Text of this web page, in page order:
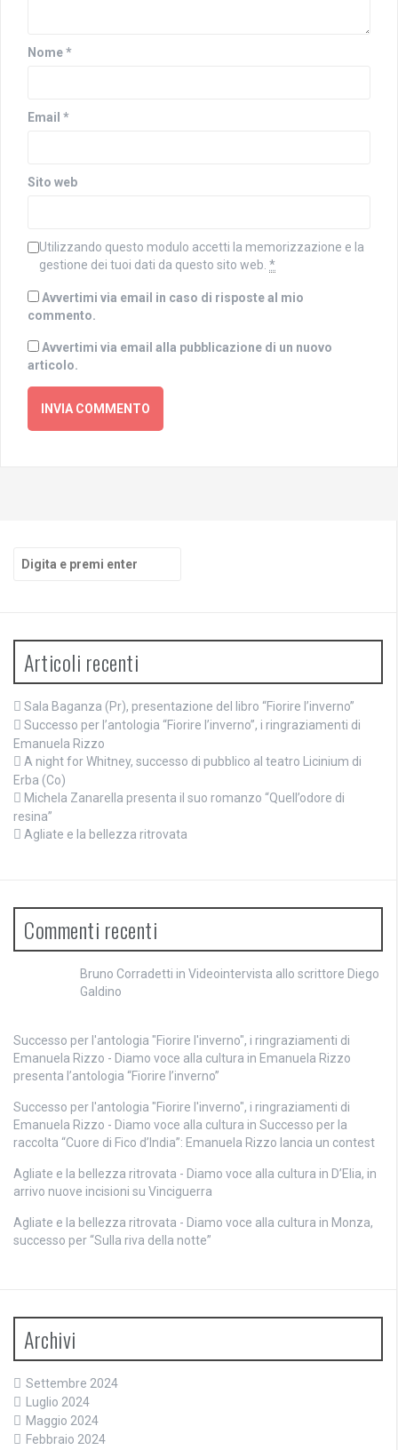
a
f
t
Nome*
Email *
Sito web
Utilizzando questo modulo accetti la memorizzazione e la
gestione dei tuoi dati da questo sito web. *
Avvertimi via email in caso di risposte al mio
commento.
Avvertimi via email alla pubblicazione di un nuovo
articolo.
Articoli recenti
Sala Baganza (Pr), presentazione del libro “Fiorire l’inverno”
Successo per l’antologia “Fiorire l’inverno”, i ringraziamenti di
Emanuela Rizzo
A night for Whitney, successo di pubblico al teatro Licinium di
Erba (Co)
Michela Zanarella presenta il suo romanzo “Quell’odore di
resina”
Agliate e la bellezza ritrovata
Commenti recenti
Bruno Corradetti in Videointervista allo scrittore Diego
Galdino
Successo per l'antologia "Fiorire l'inverno", i ringraziamenti di
Emanuela Rizzo - Diamo voce alla cultura in Emanuela Rizzo
presenta l’antologia “Fiorire l’inverno”
Successo per l'antologia "Fiorire l'inverno", i ringraziamenti di
Emanuela Rizzo - Diamo voce alla cultura in Successo per la
raccolta “Cuore di Fico d’India”: Emanuela Rizzo lancia un contest
Agliate e la bellezza ritrovata - Diamo voce alla cultura in D’Elia, in
arrivo nuove incisioni su Vinciguerra
Agliate e la bellezza ritrovata - Diamo voce alla cultura in Monza,
successo per “Sulla riva della notte”
Archivi
Settembre 2024
Luglio 2024
Maggio 2024
Febbraio 2024